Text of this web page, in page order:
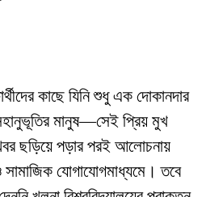
কাছে যিনি শুধু এক দোকানদার
মানুষ—সেই প্রিয় মুখ
ছড়িয়ে পড়ার পরই আলোচনায়
যোগাযোগমাধ্যমে। তবে